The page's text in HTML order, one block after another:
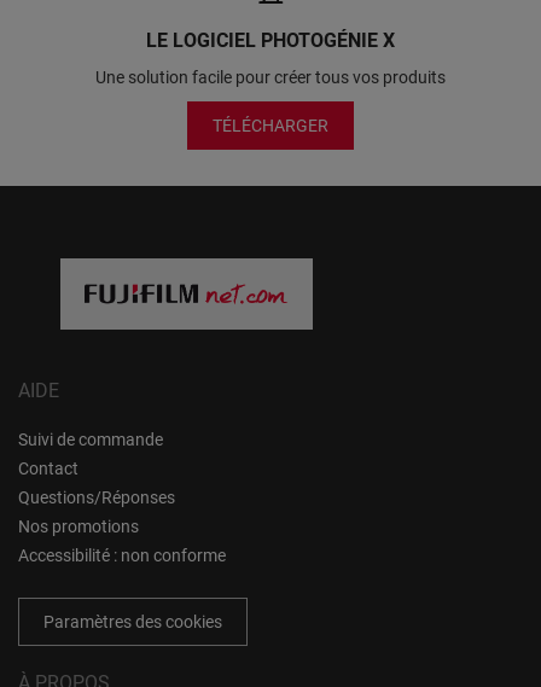
LE LOGICIEL PHOTOGÉNIE X
Une solution facile pour créer tous vos produits
TÉLÉCHARGER
AIDE
Suivi de commande
Contact
Questions/Réponses
Nos promotions
Accessibilité : non conforme
Paramètres des cookies